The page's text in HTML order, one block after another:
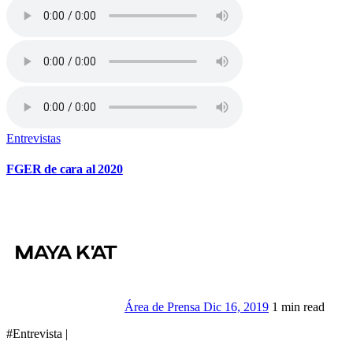
Entrevistas
FGER de cara al 2020
Área de Prensa Dic 16, 2019 1 min read
#Entrevista |